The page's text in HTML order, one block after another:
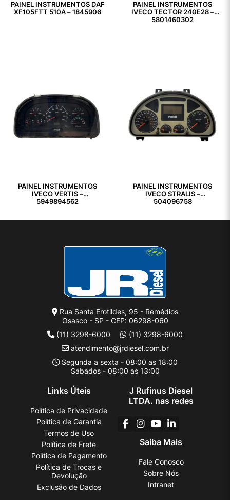
PAINEL INSTRUMENTOS DAF
XF105FTT 510A – 1845906
PAINEL INSTRUMENTOS
IVECO TECTOR 240E28 –
5801460302
PAINEL INSTRUMENTOS
IVECO VERTIS –
5949894562
PAINEL INSTRUMENTOS
IVECO STRALIS –
504096758
Rua Santa Erotildes, 95 - Remédios
Osasco - SP - CEP: 06298-060
(11) 3298-6000
(11) 3298-6000
atendimento@jrdiesel.com.br
Segunda a sexta - 08:00 as 18:00
Sábados - 08:00 as 13:00
Links Úteis
Política de Privacidade
Política de Garantia
Termos de Uso
Política de Frete
Política de Pagamento
Política de Trocas e
Devolução
Exclusão de Dados
J Rufinus Diesel
LTDA. nas redes
Saiba Mais
Fale Conosco
Sobre Nós
Intranet